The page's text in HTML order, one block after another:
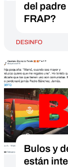
del
FRAP?
DESINFO
Bulos y
están